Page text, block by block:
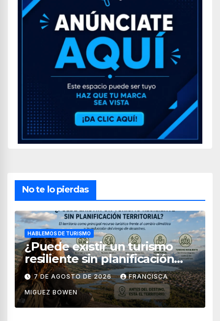
No te lo pierdas
HABLEMOS DE TURISMO
¿Puede existir un turismo
resiliente sin planificación
territorial?
7 DE AGOSTO DE 2026 FRANCISCA
MIGUEZ BOWEN